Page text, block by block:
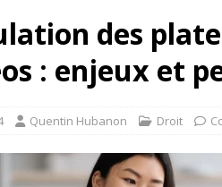
des
: enjeux et
Quentin Hubanon Droit